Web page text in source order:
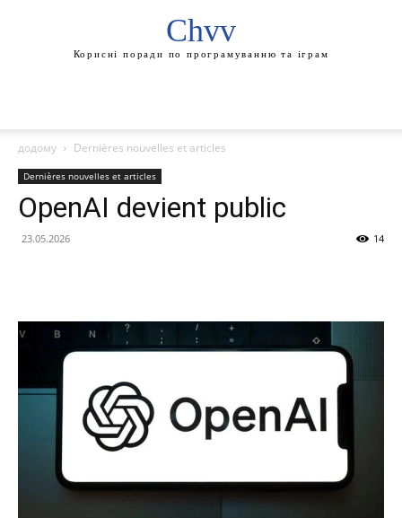
Chvv
Корисні поради по програмуванню та іграм
додому Dernières nouvelles et articles
Dernières nouvelles et articles
OpenAI devient public
23.05.2026 14